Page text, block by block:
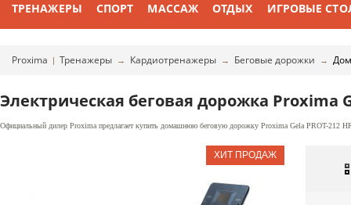
ТРЕНАЖЕРЫ СПОРТ МАССАЖ ОТДЫХ ИГРОВЫЕ
Proxima | Тренажеры → Кардиотренажеры → Беговые дорожки →
Электрическая беговая дорожка Proxima
Официальный дилер Proxima предлагает купить домашнюю беговую дорожку Proxima Gela PROT-212